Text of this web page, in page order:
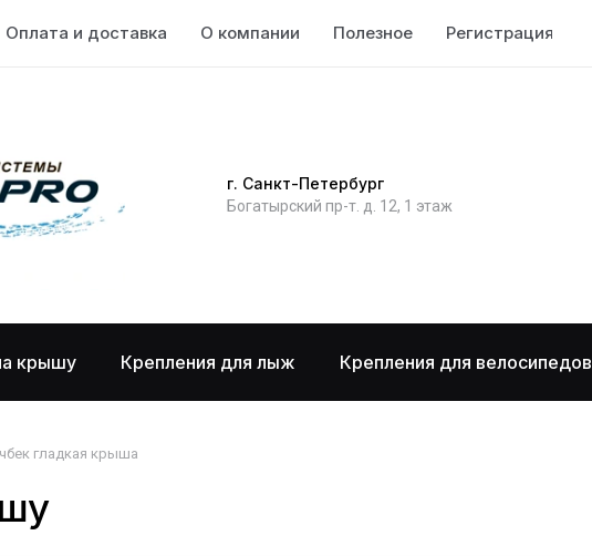
Оплата и доставка О компании Полезное Регистрация
г. Санкт-Петербург
Богатырский пр-т. д. 12, 1 этаж
крышу Крепления для лыж Крепления для велосипедов
гладкая крыша